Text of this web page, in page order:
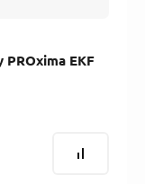
EKF